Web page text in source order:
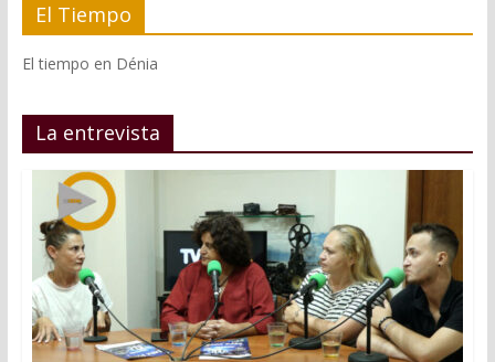
El Tiempo
El tiempo en Dénia
La entrevista